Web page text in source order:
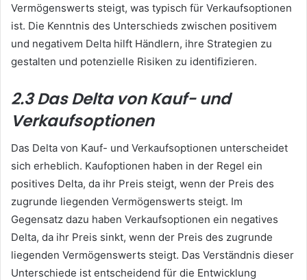
Vermögenswerts steigt, was typisch für Verkaufsoptionen
ist. Die Kenntnis des Unterschieds zwischen positivem
und negativem Delta hilft Händlern, ihre Strategien zu
gestalten und potenzielle Risiken zu identifizieren.
2.3 Das Delta von Kauf- und
Verkaufsoptionen
Das Delta von Kauf- und Verkaufsoptionen unterscheidet
sich erheblich. Kaufoptionen haben in der Regel ein
positives Delta, da ihr Preis steigt, wenn der Preis des
zugrunde liegenden Vermögenswerts steigt. Im
Gegensatz dazu haben Verkaufsoptionen ein negatives
Delta, da ihr Preis sinkt, wenn der Preis des zugrunde
liegenden Vermögenswerts steigt. Das Verständnis dieser
Unterschiede ist entscheidend für die Entwicklung